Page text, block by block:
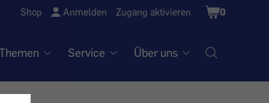
Shop Anmelden Zugang aktivieren
Shopping
Cart
0
Service Über uns